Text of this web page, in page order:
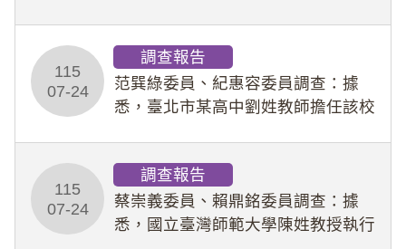
教羽球隊學生等行為，歷經該校校園
事件處理會議（下
115
07-24
調查報告
范巽綠委員、紀惠容委員調查：據
悉，臺北市某高中劉姓教師擔任該校
行拍攝特定樣態性影像並以手機傳送
劉師。該生因畏懼成
115
07-24
調查報告
蔡崇義委員、賴鼎銘委員調查：據
悉，國立臺灣師範大學陳姓教授執行